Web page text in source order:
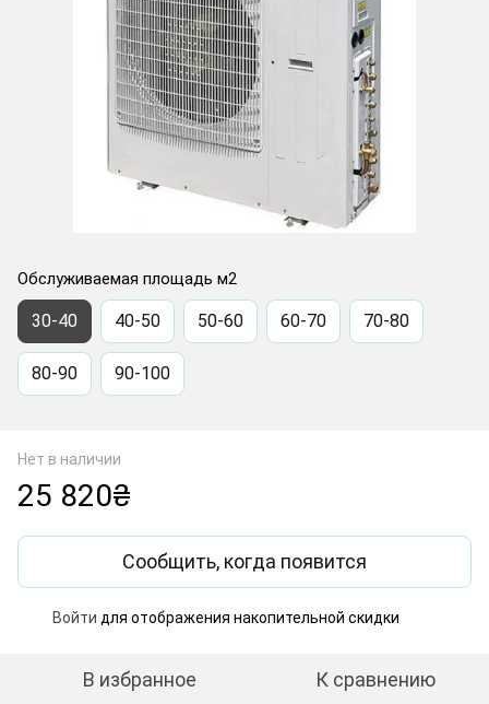
Обслуживаемая площадь м2
30-40 40-50 50-60 60-70 70-80
80-90 90-100
Нет в наличии
25 820₴
Сообщить, когда появится
Войти для отображения накопительной скидки
В избранное К сравнению